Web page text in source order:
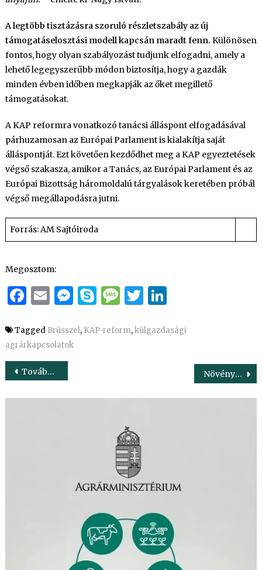
A legtöbb tisztázásra szoruló részletszabály az új
támogatáselosztási modell kapcsán maradt fenn. Különösen
fontos, hogy olyan szabályozást tudjunk elfogadni, amely a
lehető legegyszerűbb módon biztosítja, hogy a gazdák
minden évben időben megkapják az őket megillető
támogatásokat.
A KAP reformra vonatkozó tanácsi álláspont elfogadásával
párhuzamosan az Európai Parlament is kialakítja saját
álláspontját. Ezt követően kezdődhet meg a KAP egyeztetések
végső szakasza, amikor a Tanács, az Európai Parlament és az
Európai Bizottság háromoldalú tárgyalások keretében próbál
végső megállapodásra jutni.
Forrás: AM Sajtóiroda
Megosztom:
Facebook
Email
Messenger
Skype
Message
Twitter
LinkedIn
Tagged Brüsszel, KAP-reform,külgazdasági
agrárkapcsolatok
Bejegyzés
navigáció
Továbbra is középpontban az élelmiszerlánc-biztonság Növénytermesztési központ épült Somogycsicsón